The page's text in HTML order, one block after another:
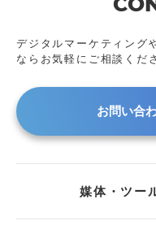
デジタルマーケティング
ならお気軽にご相談くだ
お問い合
媒体・ツー